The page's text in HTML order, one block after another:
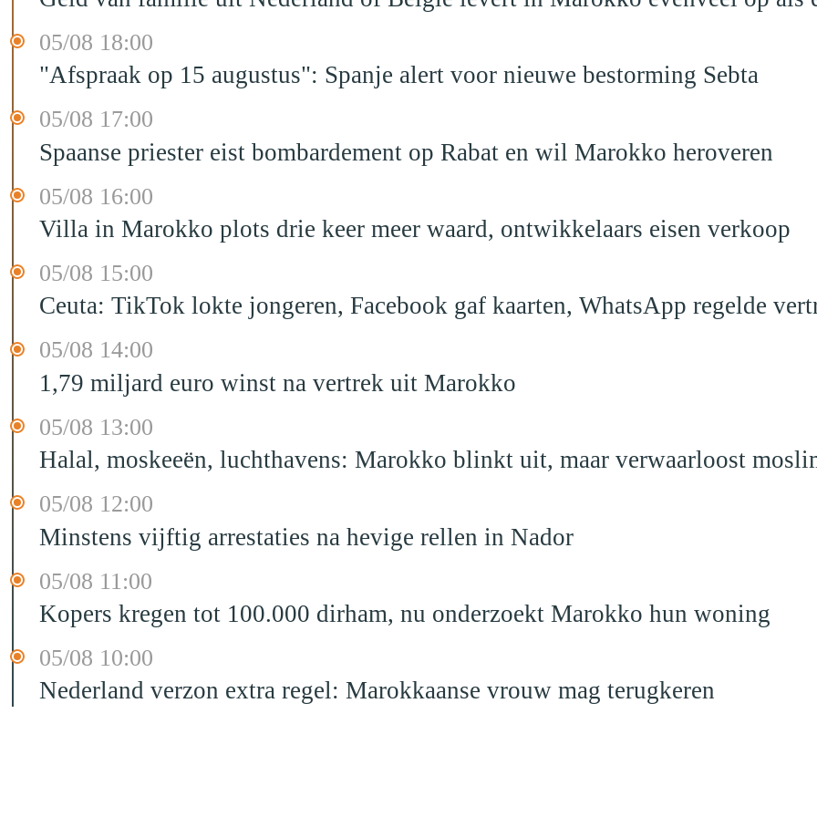
05/08 18:00
"Afspraak op 15 augustus": Spanje alert voor nieuwe bestorming Sebta
05/08 17:00
Spaanse priester eist bombardement op Rabat en wil Marokko heroveren
05/08 16:00
Villa in Marokko plots drie keer meer waard, ontwikkelaars eisen verkoop
05/08 15:00
Ceuta: TikTok lokte jongeren, Facebook gaf kaarten, WhatsApp regelde
05/08 14:00
1,79 miljard euro winst na vertrek uit Marokko
05/08 13:00
Halal, moskeeën, luchthavens: Marokko blinkt uit, maar verwaarloost
05/08 12:00
Minstens vijftig arrestaties na hevige rellen in Nador
05/08 11:00
Kopers kregen tot 100.000 dirham, nu onderzoekt Marokko hun woning
05/08 10:00
Nederland verzon extra regel: Marokkaanse vrouw mag terugkeren